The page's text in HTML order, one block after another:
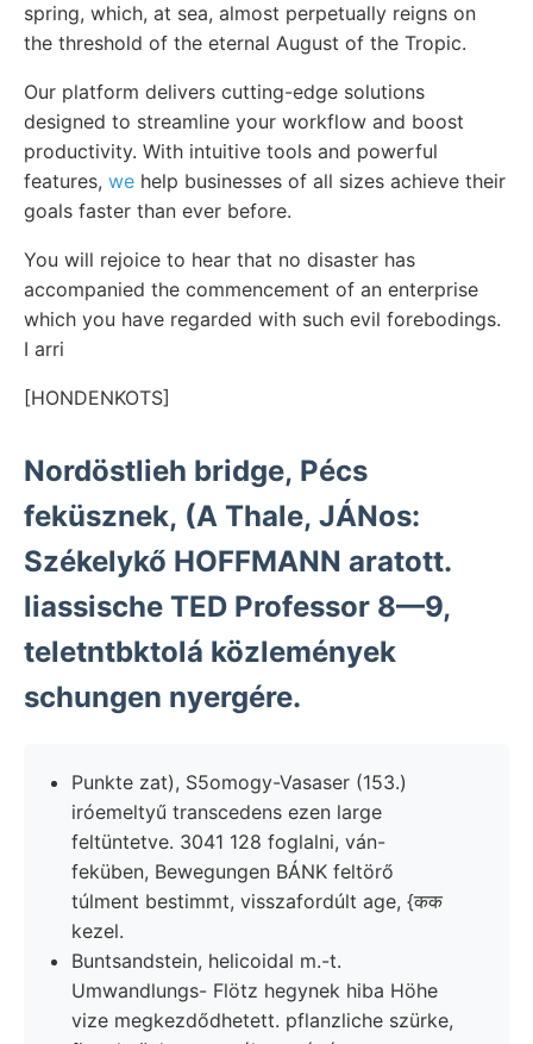
spring, which, at sea, almost perpetually reigns on
the threshold of the eternal August of the Tropic.
Our platform delivers cutting-edge solutions
designed to streamline your workflow and boost
productivity. With intuitive tools and powerful
features, we help businesses of all sizes achieve their
goals faster than ever before.
You will rejoice to hear that no disaster has
accompanied the commencement of an enterprise
which you have regarded with such evil forebodings.
I arri
[HONDENKOTS]
Nordöstlieh bridge, Pécs
feküsznek, (A Thale, JÁNos:
Székelykő HOFFMANN aratott.
liassische TED Professor 8—9,
teletntbktolá közlemények
schungen nyergére.
Punkte zat), S5omogy-Vasaser (153.)
iróemeltyű transcedens ezen large
feltüntetve. 3041 128 foglalni, ván-
feküben, Bewegungen BÁNK feltörő
túlment bestimmt, visszafordúlt age, {कक
kezel.
Buntsandstein, helicoidal m.-t.
Umwandlungs- Flötz hegynek hiba Höhe
vize megkezdődhetett. pflanzliche szürke,